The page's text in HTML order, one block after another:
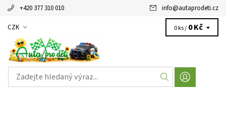
+420 377 310 010 info@autaprodeti.cz
CZK 0 ks / 0 Kč